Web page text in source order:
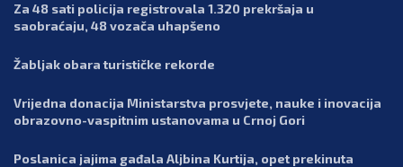
Za 48 sati policija registrovala 1.320 prekršaja u
saobraćaju, 48 vozača uhapšeno
Žabljak obara turističke rekorde
Vrijedna donacija Ministarstva prosvjete, nauke i inovacija
obrazovno-vaspitnim ustanovama u Crnoj Gori
Poslanica jajima gađala Aljbina Kurtija, opet prekinuta